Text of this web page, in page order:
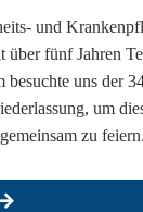
und
über fünf Jahren
besuchte uns der
um
zu feiern.